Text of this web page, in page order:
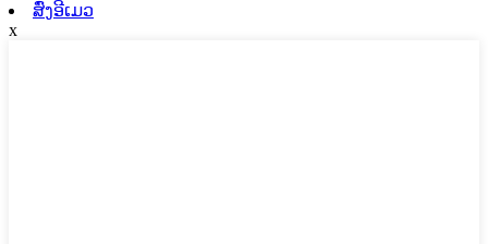
ສົ່ງອີເມວ
x